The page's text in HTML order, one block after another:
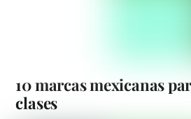
10 marcas mexicanas
clases